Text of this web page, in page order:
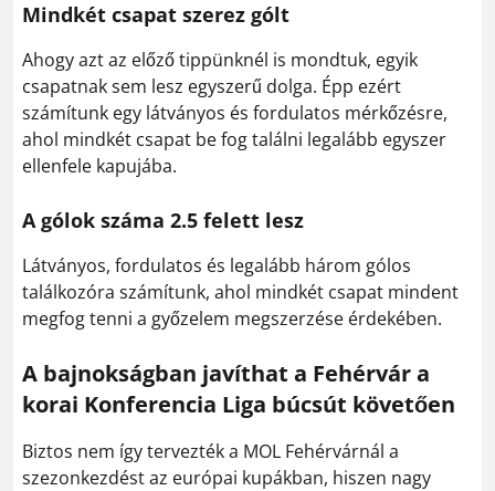
Mindkét csapat szerez gólt
Ahogy azt az előző tippünknél is mondtuk, egyik
csapatnak sem lesz egyszerű dolga. Épp ezért
számítunk egy látványos és fordulatos mérkőzésre,
ahol mindkét csapat be fog találni legalább egyszer
ellenfele kapujába.
A gólok száma 2.5 felett lesz
Látványos, fordulatos és legalább három gólos
találkozóra számítunk, ahol mindkét csapat mindent
megfog tenni a győzelem megszerzése érdekében.
A bajnokságban javíthat a Fehérvár a
korai Konferencia Liga búcsút követően
Biztos nem így tervezték a MOL Fehérvárnál a
szezonkezdést az európai kupákban, hiszen nagy